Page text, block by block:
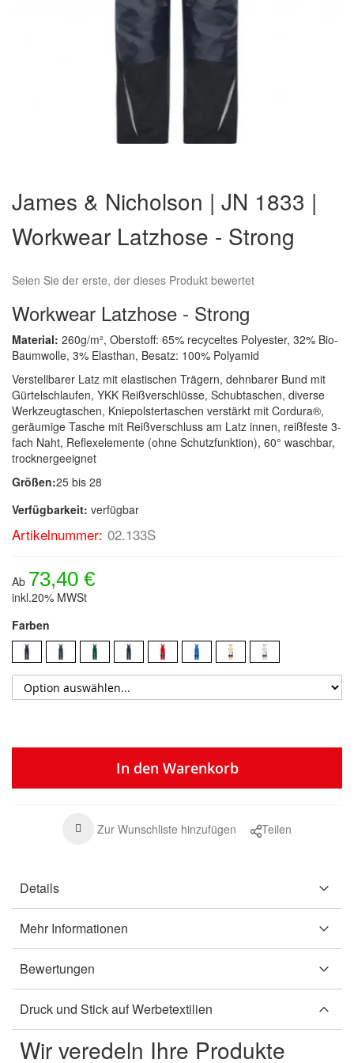
der
Bildergalerie
springen
James & Nicholson | JN 1833 |
Workwear Latzhose - Strong
Seien Sie der erste, der dieses Produkt bewertet
Workwear Latzhose - Strong
Material: 260g/m², Oberstoff: 65% recyceltes Polyester, 32% Bio-
Baumwolle, 3% Elasthan, Besatz: 100% Polyamid
Verstellbarer Latz mit elastischen Trägern, dehnbarer Bund mit
Gürtelschlaufen, YKK Reißverschlüsse, Schubtaschen, diverse
Werkzeugtaschen, Kniepolstertaschen verstärkt mit Cordura®,
geräumige Tasche mit Reißverschluss am Latz innen, reißfeste 3-
fach Naht, Reflexelemente (ohne Schutzfunktion), 60° waschbar,
trocknergeeignet
Größen:25 bis 28
Verfügbarkeit: verfügbar
Artikelnummer: 02.133S
Ab 73,40 €
inkl.20% MWSt
Farben
In den Warenkorb
Zur Wunschliste hinzufügen Teilen
Details
Mehr Informationen
Bewertungen
Druck und Stick auf Werbetextilien
Wir veredeln Ihre Produkte